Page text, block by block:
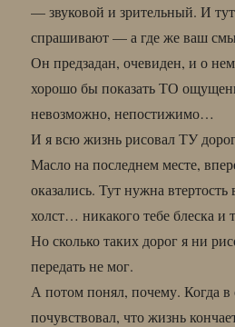
— звуковой и зрительный. И
спрашивают — а где же ваш
Он предзадан, очевиден, и о
хорошо бы показать ТО
невозможно, непостижимо…
И я всю жизнь рисовал ТУ
Масло на последнем месте,
оказались. Тут нужна
холст… никакого тебе блеска и
Но сколько таких дорог я ни
передать не мог.
А потом понял, почему. Когда в
почувствовал, что жизнь